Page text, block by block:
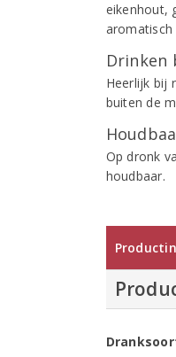
eikenhout,
Drinken
Heerlijk bij
buiten de
Op dronk
houdbaar.